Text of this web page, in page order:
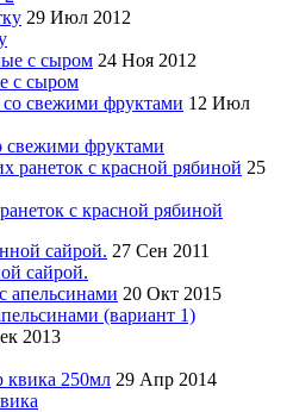
29 Июл 2012
24 Ноя 2012
с сыром
12 Июл
свежими фруктами
25
с красной рябиной
27 Сен 2011
сайрой.
20 Окт 2015
(вариант 1)
2013
29 Апр 2014